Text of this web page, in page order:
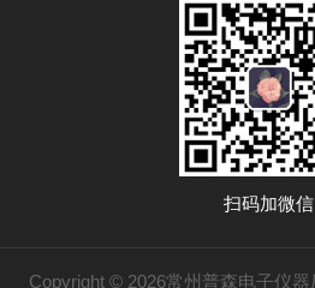
扫码加微信
Copyright © 2026常州普森电子仪